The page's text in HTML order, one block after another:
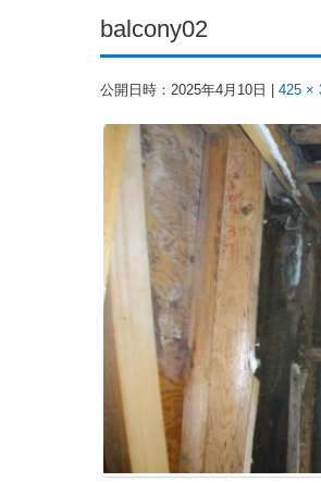
balcony02
公開日時： 2025年4月10日 425 ×